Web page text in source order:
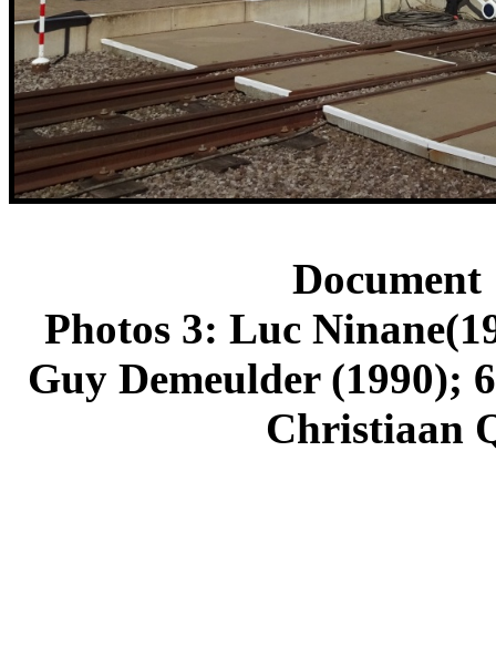
Photos 3: Luc
Guy Demeulder (1990);
Christiaan